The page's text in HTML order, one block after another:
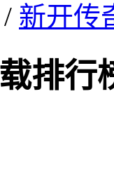
/ 新开传
排行